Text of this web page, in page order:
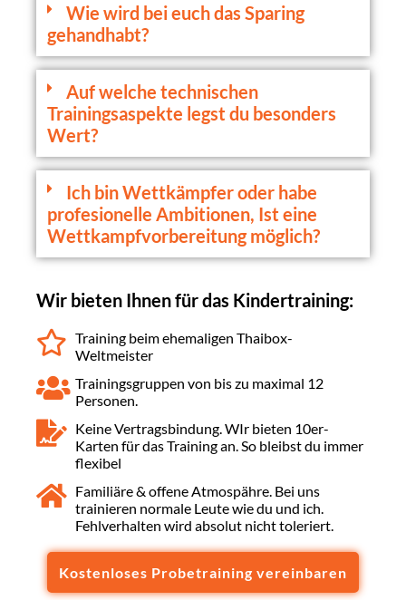
Wie wird bei euch das Sparing
gehandhabt?
Auf welche technischen
Trainingsaspekte legst du besonders
Wert?
Ich bin Wettkämpfer oder habe
profesionelle Ambitionen, Ist eine
Wettkampfvorbereitung möglich?
Wir bieten Ihnen für das Kindertraining:
Training beim ehemaligen Thaibox-
Weltmeister
Trainingsgruppen von bis zu maximal 12
Personen.
Keine Vertragsbindung. WIr bieten 10er-
Karten für das Training an. So bleibst du immer
flexibel
Familiäre & offene Atmospähre. Bei uns
trainieren normale Leute wie du und ich.
Fehlverhalten wird absolut nicht toleriert.
Kostenloses Probetraining vereinbaren